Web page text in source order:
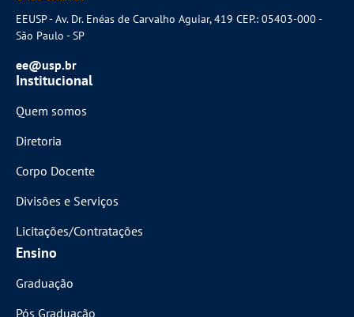
EEUSP - Av. Dr. Enéas de Carvalho Aguiar, 419 CEP.: 05403-000 -
São Paulo - SP
ee@usp.br
Institucional
Quem somos
Diretoria
Corpo Docente
Divisões e Serviços
Licitações/Contratações
Ensino
Graduação
Pós Graduação